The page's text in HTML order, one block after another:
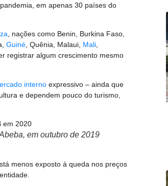
em apenas 30 países do
, nações como Benin, Burkina Faso,
Guiné, Quênia, Malaui, Mali,
registrar algum crescimento mesmo
interno expressivo – ainda que
e dependem pouco do turismo,
em outubro de 2019
menos exposto à queda nos preços